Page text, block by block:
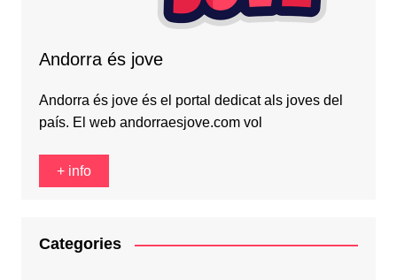
Andorra és jove
Andorra és jove és el portal dedicat als joves del
país. El web andorraesjove.com vol
+ info
Categories